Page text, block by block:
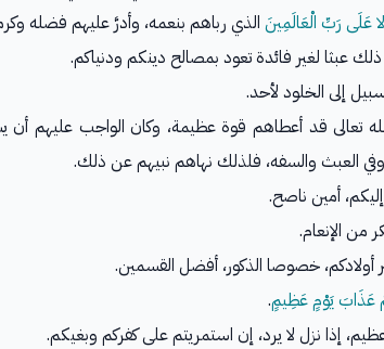
عَلَى رَبِّ الْعَالَمِينَ الذي رباهم بنعمه، وأدرَّ عليهم فضله
عبثا لغير فائدة تعود بمصالح دينكم ودنياكم.
إلى الخلود لأحد.
تعالى قد أعطاهم قوة عظيمة، وكان الواجب عليهم أن
العبث والسفه، فلذلك نهاهم نبيهم عن ذلك.
أمين ناصح.
من الإنعام.
أولادكم، خصوصا الذكور، أفضل القسمين.
عَذَابَ يَوْمٍ عَظِيمٍ.
إذا نزل لا يرد، إن استمريتم على كفركم وبغيكم.